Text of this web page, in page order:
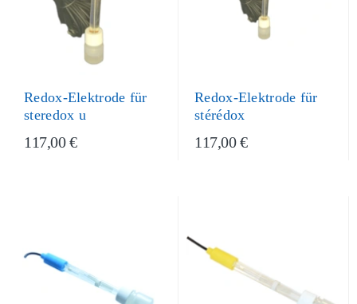
Redox-Elektrode für
steredox u
117,00 €
Redox-Elektrode für
stérédox
117,00 €